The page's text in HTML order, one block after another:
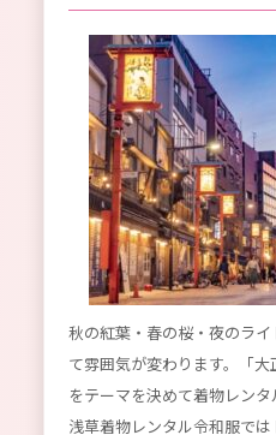
秋の紅葉・春の桜・夜のラ
て雰囲気が変わります。「
をテーマを決めて着物レン
浅草着物レンタル令和服で